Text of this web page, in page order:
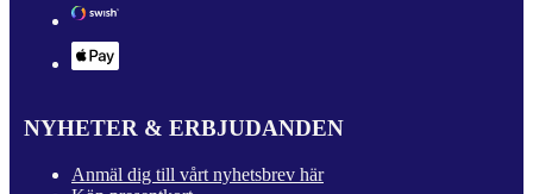
NYHETER & ERBJUDANDEN
Anmäl dig till vårt nyhetsbrev här